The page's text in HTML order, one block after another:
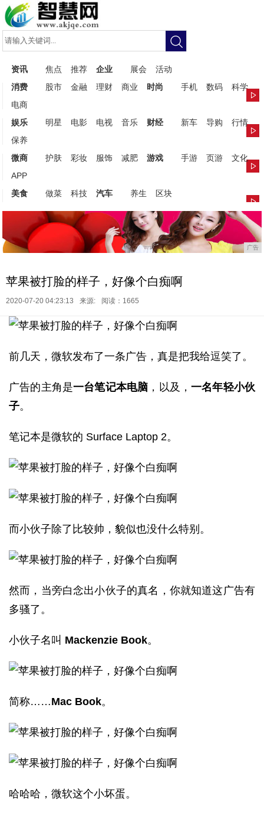
资讯 焦点 推荐 企业 展会
活动
消费
股市 金融 理财 商业 时尚 手机 数码
科学
电商
娱乐
明星 电影 电视 音乐 财经 新车 导购
行情
保养
微商
护肤 彩妆 服饰 减肥 游戏 手游 页游
文化
APP
美食
做菜 科技 汽车 养生 区块
广告
苹果被打脸的样子，好像个白痴啊
2020-07-20 04:23:13 来源: 阅读：1665
前几天，微软发布了一条广告，真是把我给逗笑了。
广告的主角是一台笔记本电脑 ，以及，一名年轻小伙
子。
笔记本是微软的 Surface Laptop 2。
而小伙子除了比较帅，貌似也没什么特别。
然而，当旁白念出小伙子的真名，你就知道这广告有
多骚了。
小伙子名叫 Mackenzie Book。
简称……Mac Book。
哈哈哈，微软这个小坏蛋。